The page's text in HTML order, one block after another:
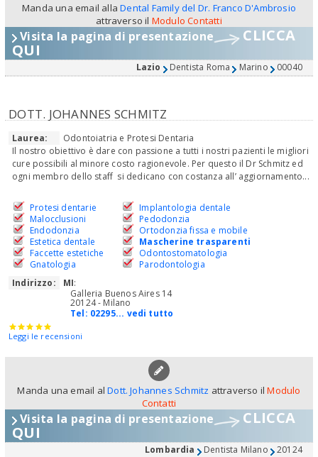
Manda una email allaDental Family del Dr. Franco D'Ambrosio
attraverso il Modulo Contatti
Visita la pagina di presentazione CLICCA
QUI
Lazio Dentista Roma Marino 00040
DOTT. JOHANNES SCHMITZ
Laurea:
Odontoiatria e Protesi Dentaria
Il nostro obiettivo è dare con passione a tutti i nostri pazienti le migliori
cure possibili al minore costo ragionevole. Per questo il Dr Schmitz ed
ogni membro dello staff si dedicano con costanza all’ aggiornamento...
Protesi dentarie
Malocclusioni
Endodonzia
Estetica dentale
Faccette estetiche
Gnatologia
Implantologia dentale
Pedodonzia
Ortodonzia fissa e mobile
Mascherine trasparenti
Odontostomatologia
Parodontologia
Indirizzo:
MI:
Galleria Buenos Aires 14
20124 - Milano
Tel: 02295... vedi tutto
Leggi le recensioni
Manda una email alDott. Johannes Schmitz attraverso ilModulo
Contatti
Visita la pagina di presentazione CLICCA
QUI
Lombardia Dentista Milano 20124